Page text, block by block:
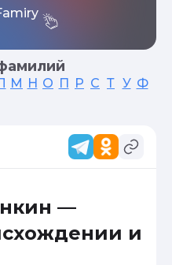
М Н О П Р С Т У Ф
—
и